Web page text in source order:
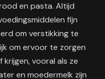
en pasta. Altijd
fijn
om verstikking te
om ervoor te zorgen
vooral als ze
en moedermelk zijn